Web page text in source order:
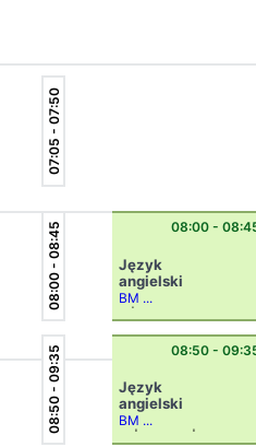
07:05 - 07:50
08:00 - 08:45
08:50 - 09:35
08:00 -
Język
angielski
BM ...
08:50 -
Język
angielski
BM ...
7b|an3 +
7c|an3